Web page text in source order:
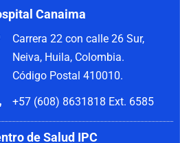
Canaima
Carrera 22 con calle 26 Sur,
Neiva, Huila, Colombia.
Código Postal 410010.
+57 (608) 8631818 Ext. 6585
de Salud IPC